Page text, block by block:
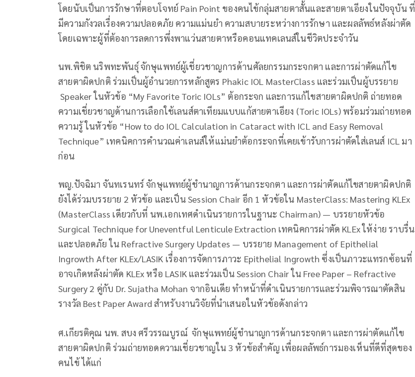
โดยนับเป็นการรักษาที่ตอบโจทย์ Pain Point ของคนไข้กลุ่มสายตาสั้นและสายตาเอียงในปัจจุบัน ที่
มีความกังวลเรื่องความปลอดภัย ความแม่นยำ ความสบายระหว่างการรักษา และผลลัพธ์หลังผ่าตัด
โดยเฉพาะผู้ที่ต้องการลดการพึ่งพาแว่นสายตาหรือคอนแทคเลนส์ในชีวิตประจำวัน
นพ.พิชิต นริพทะพันธุ์ จักษุแพทย์ผู้เชี่ยวชาญการด้านศัลยกรรมกระจกตา และการผ่าตัดแก้ไข
สายตาผิดปกติ ร่วมเป็นผู้อำนวยการหลักสูตร Phakic IOL MasterClass และร่วมเป็นผู้บรรยาย
Speaker ในหัวข้อ “My Favorite Toric IOLs” ต้อกระจก และการแก้ไขสายตาผิดปกติ ถ่ายทอด
ความเชี่ยวชาญด้านการเลือกใช้เลนส์ตาเทียมแบบแก้สายตาเอียง (Toric IOLs) พร้อมร่วมถ่ายทอด
ความรู้ ในหัวข้อ “How to do IOL Calculation in Cataract with ICL and Easy Removal
Technique” เทคนิคการคำนวณค่าเลนส์ให้แม่นยำต้อกระจกที่เคยเข้ารับการผ่าตัดใส่เลนส์ ICL มา
ก่อน
พญ.ปัจฉิมา จันทเรนทร์ จักษุแพทย์ผู้ชำนาญการด้านกระจกตา และการผ่าตัดแก้ไขสายตาผิดปกติ
ยังได้ร่วมบรรยาย 2 หัวข้อ และเป็น Session Chair อีก 1 หัวข้อใน MasterClass: Mastering KLEx
(MasterClass เดียวกับที่ นพ.เอกเทศดำเนินรายการในฐานะ Chairman) — บรรยายหัวข้อ
Surgical Technique for Uneventful Lenticule Extraction เทคนิคการผ่าตัด KLEx ให้ง่าย ราบรื่น
และปลอดภัย ใน Refractive Surgery Updates — บรรยาย Management of Epithelial
Ingrowth After KLEx/LASIK เรื่องการจัดการภาวะ Epithelial Ingrowth ซึ่งเป็นภาวะแทรกซ้อนที่
อาจเกิดหลังผ่าตัด KLEx หรือ LASIK และร่วมเป็น Session Chair ใน Free Paper – Refractive
Surgery 2 คู่กับ Dr. Sujatha Mohan จากอินเดีย ทำหน้าที่ดำเนินรายการและร่วมพิจารณาตัดสิน
รางวัล Best Paper Award สำหรับงานวิจัยที่นำเสนอในหัวข้อดังกล่าว
ศ.เกียรติคุณ นพ. สบง ศรีวรรณบูรณ์ จักษุแพทย์ผู้ชำนาญการด้านกระจกตา และการผ่าตัดแก้ไข
สายตาผิดปกติ ร่วมถ่ายทอดความเชี่ยวชาญใน 3 หัวข้อสำคัญ เพื่อผลลัพธ์การมองเห็นที่ดีที่สุดของ
คนไข้ ได้แก่